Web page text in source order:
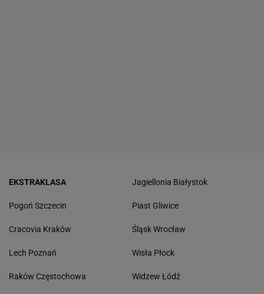
EKSTRAKLASA
Pogoń Szczecin
Cracovia Kraków
Lech Poznań
Raków Częstochowa
Jagiellonia Białystok
Piast Gliwice
Śląsk Wrocław
Wisła Płock
Widzew Łódź